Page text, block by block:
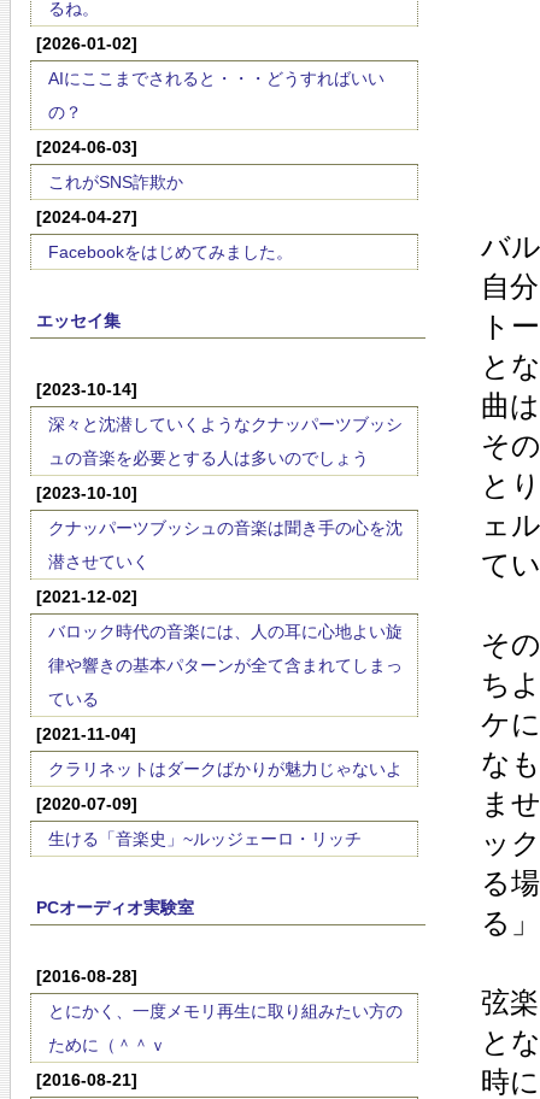
るね。
[2026-01-02]
AIにここまでされると・・・どうすればいい
の？
[2024-06-03]
これがSNS詐欺か
[2024-04-27]
Facebookをはじめてみました。
エッセイ集
[2023-10-14]
深々と沈潜していくようなクナッパーツブッシ
ュの音楽を必要とする人は多いのでしょう
[2023-10-10]
クナッパーツブッシュの音楽は聞き手の心を沈
潜させていく
[2021-12-02]
バロック時代の音楽には、人の耳に心地よい旋
律や響きの基本パターンが全て含まれてしまっ
ている
[2021-11-04]
クラリネットはダークばかりが魅力じゃないよ
[2020-07-09]
生ける「音楽史」~ルッジェーロ・リッチ
PCオーディオ実験室
[2016-08-28]
とにかく、一度メモリ再生に取り組みたい方の
ために（＾＾ｖ
[2016-08-21]
バ
自
ト
と
曲
そ
と
ェ
て
そ
ち
ケ
な
ま
ッ
る
る
弦
と
時